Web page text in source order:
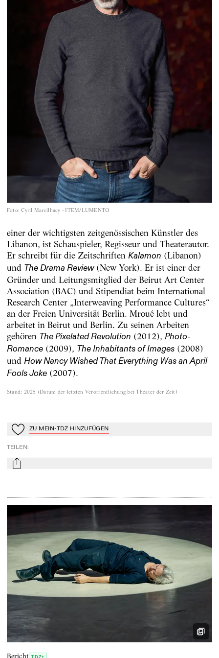
Foto: Cyril Marcilhacy - ITEM/LUMENTO
einer der wichtigsten zeitgenössischen Künstler des
Libanon, ist Schauspieler, Regisseur und Theaterautor.
Er schreibt für die Zeitschriften Kalamon (Libanon)
und The Drama Review(New York). Er ist einer der
Gründer und Leitungsmitglied der Beirut Art Center
Association (BAC) und Stipendiat beim International
Research Center „Interweaving Performance Cultures“
an der Freien Universität Berlin. Mroué lebt und
arbeitet in Beirut und Berlin. Zu seinen Arbeiten
gehören The Pixelated Revolution (2012), Photo-
Romance(2009), The Inhabitants of Images(2008)
und How Nancy Wished That Everything Was an April
Fools Joke(2007).
Stand: 2025 (Datum der letzten Veröffentlichung bei Theater der Zeit )
Zu Mein-TdZ hinzufügen
ZU MEIN-TDZ HINZUFÜGEN
TEILEN:
mail
Bericht